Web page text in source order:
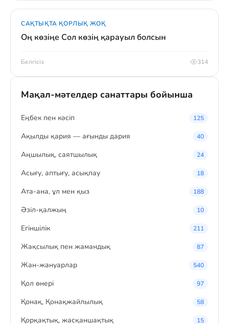
САҚТЫҚТА ҚОРЛЫҚ ЖОҚ
Оң көзіңе Сол көзің қарауыл болсын
Белгісіз 314
Мақал-мәтелдер санаттары бойынша
Eңбек пен кәсіп 125
Ақылды қария — ағынды дария 40
Аңшылық, саятшылық 24
Асығу, аптығу, асықпау 18
Ата-ана, ұл мен қыз 188
Әзіл-қалжың 10
Егіншілік 211
Жақсылық пен жамандық 87
Жан-жануарлар 540
Қол өнері 97
Қонақ, Қонақжайлылық 58
Қорқақтық, жасқаншақтық 15